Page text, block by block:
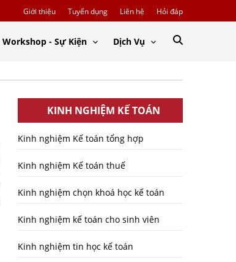
Giới thiệu Tuyển dụng Liên hệ Hỏi đáp
Workshop - Sự Kiện Dịch Vụ
KINH NGHIỆM KẾ TOÁN
Kinh nghiệm Kế toán tổng hợp
Kinh nghiệm Kế toán thuế
Kinh nghiệm chọn khoá học kế toán
Kinh nghiệm kế toán cho sinh viên
Kinh nghiệm tin học kế toán